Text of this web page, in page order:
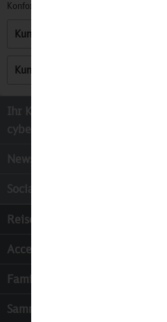
Konformitätserklärungen zu unseren
Kunden kauften auch
Kunden haben sich ebenfalls
Ihr Kontakt zur
cyber-Wear Heidelberg GmbH
Newsletter
Socialmedia
Reisen
Accessoires
Familie & Kinder
Sammeln